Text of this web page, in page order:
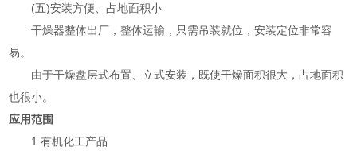
(五)安装方便、占地面积小
干燥器整体出厂，整体运输，只需吊装就位，安装定位非常容
易。
由于干燥盘层式布置、立式安装，既使干燥面积很大，占地面积
也很小。
应用范围
1.有机化工产品